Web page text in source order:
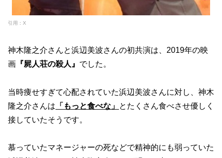
引用：X
神木隆之介さんと浜辺美波さんの初共演は、2019年の映
画 『屍人荘の殺人』 でした。
当時痩せすぎて心配されていた浜辺美波さんに対し、神木
隆之介さんは 「もっと食べな」 とたくさん食べさせ優しく
接していたそうです。
慕っていたマネージャーの死などで精神的にも弱っていた